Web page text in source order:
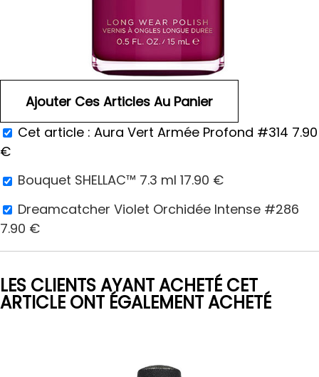
Cet article : Aura Vert Armée Profond #314 7.90
€
Bouquet SHELLAC™ 7.3 ml 17.90 €
Dreamcatcher Violet Orchidée Intense #286
7.90 €
LES CLIENTS AYANT ACHETÉ CET
ARTICLE ONT ÉGALEMENT ACHETÉ